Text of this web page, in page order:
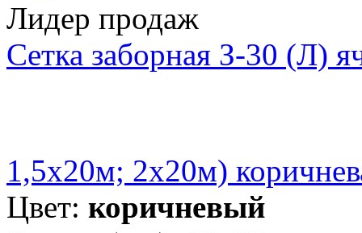
Лидер продаж
Сетка заборная З-30 (Л)
1,5х20м; 2х20м)
Цвет: коричневый